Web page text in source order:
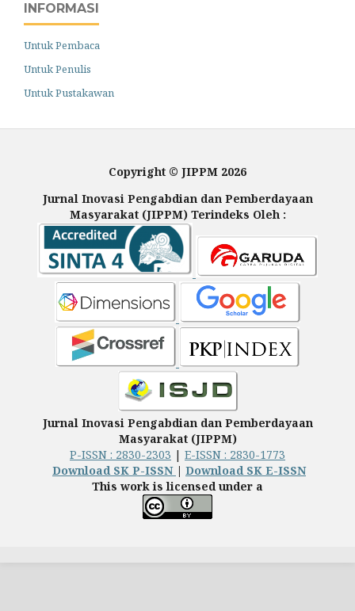
INFORMASI
Untuk Pembaca
Untuk Penulis
Untuk Pustakawan
Copyright © JIPPM 2026
Jurnal Inovasi Pengabdian dan Pemberdayaan
Masyarakat (JIPPM) Terindeks Oleh :
Jurnal Inovasi Pengabdian dan Pemberdayaan
Masyarakat (JIPPM)
P-ISSN : 2830-2303 | E-ISSN : 2830-1773
Download SK P-ISSN | Download SK E-ISSN
This work is licensed under a